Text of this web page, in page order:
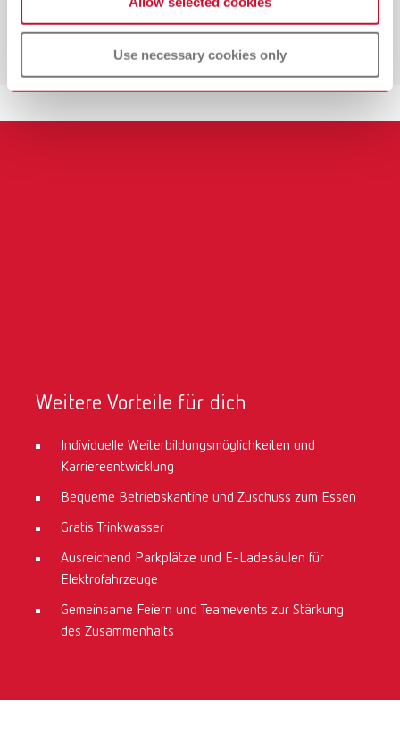
Use necessary cookies only
zusätzliche Absicherung im Arbeitsalltag.
Weitere Vorteile für dich
Individuelle Weiterbildungsmöglichkeiten und
Karriereentwicklung
Bequeme Betriebskantine und Zuschuss zum Essen
Gratis Trinkwasser
Ausreichend Parkplätze und E-Ladesäulen für
Elektrofahrzeuge
Gemeinsame Feiern und Teamevents zur Stärkung
des Zusammenhalts